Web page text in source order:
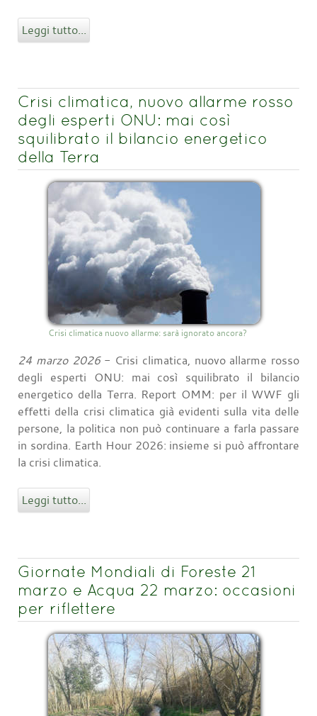
Leggi tutto...
Crisi climatica, nuovo allarme rosso
degli esperti ONU: mai così
squilibrato il bilancio energetico
della Terra
Crisi climatica nuovo allarme: sarà ignorato ancora?
24 marzo 2026- Crisi climatica, nuovo allarme rosso
degli esperti ONU: mai così squilibrato il bilancio
energetico della Terra. Report OMM: per il WWF gli
effetti della crisi climatica già evidenti sulla vita delle
persone, la politica non può continuare a farla passare
in sordina. Earth Hour 2026: insieme si può affrontare
la crisi climatica.
Leggi tutto...
Giornate Mondiali di Foreste 21
marzo e Acqua 22 marzo: occasioni
per riflettere